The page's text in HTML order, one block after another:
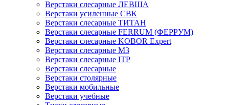
Верстаки слесарные ЛЕВША
Верстаки усиленные СВК
Верстаки слесарные ТИТАН
Верстаки слесарные FERRUM (ФЕРРУМ)
Верстаки слесарные KOBOR Expert
Верстаки слесарные М3
Верстаки слесарные ITP
Верстаки слесарные
Верстаки столярные
Верстаки мобильные
Верстаки учебные